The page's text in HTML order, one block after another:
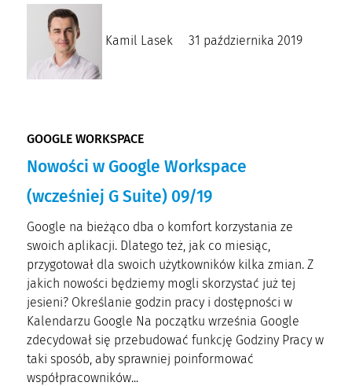
Kamil Lasek 31 października 2019
GOOGLE WORKSPACE
Nowości w Google Workspace
(wcześniej G Suite) 09/19
Google na bieżąco dba o komfort korzystania ze
swoich aplikacji. Dlatego też, jak co miesiąc,
przygotował dla swoich użytkowników kilka zmian. Z
jakich nowości będziemy mogli skorzystać już tej
jesieni? Określanie godzin pracy i dostępności w
Kalendarzu Google Na początku września Google
zdecydował się przebudować funkcję Godziny Pracy w
taki sposób, aby sprawniej poinformować
współpracowników...